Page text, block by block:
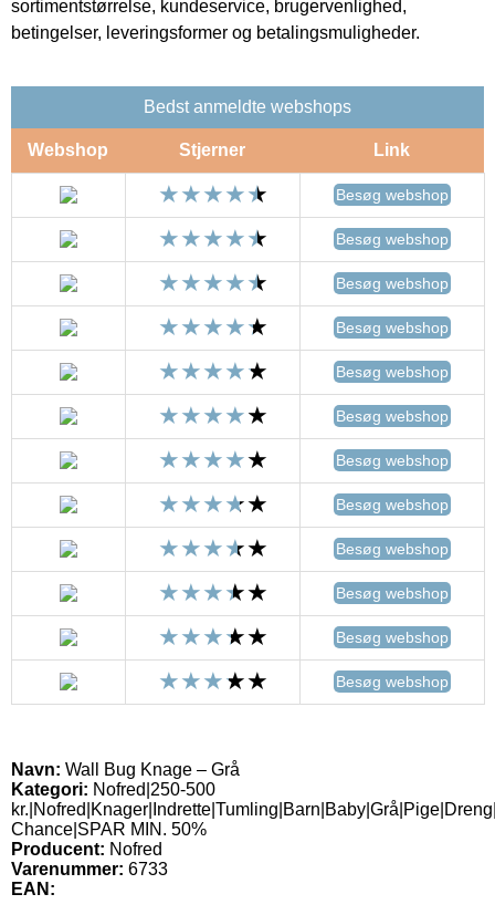
sortimentstørrelse, kundeservice, brugervenlighed,
betingelser, leveringsformer og betalingsmuligheder.
Bedst anmeldte webshops
Webshop Stjerner Link
Besøg webshop
Besøg webshop
Besøg webshop
Besøg webshop
Besøg webshop
Besøg webshop
Besøg webshop
Besøg webshop
Besøg webshop
Besøg webshop
Besøg webshop
Besøg webshop
Navn: Wall Bug Knage – Grå
Kategori: Nofred|250-500
Chance|SPAR MIN. 50%
Producent: Nofred
Varenummer: 6733
EAN: